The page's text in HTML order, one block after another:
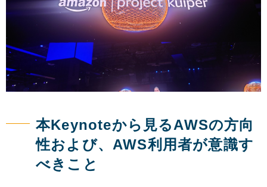
本Keynoteから見るAWSの方向
性および、AWS利用者が意識す
べきこと